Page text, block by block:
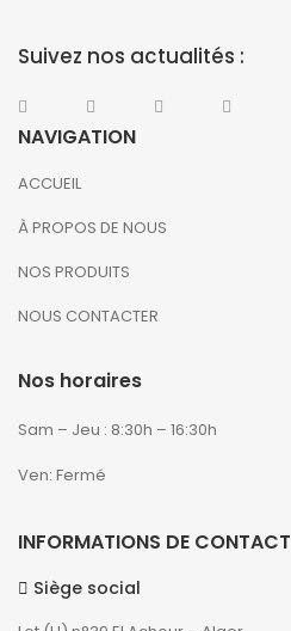
Suivez nos actualités :
NAVIGATION
ACCUEIL
À PROPOS DE NOUS
NOS PRODUITS
NOUS CONTACTER
Nos horaires
Sam – Jeu : 8:30h – 16:30h
Ven: Fermé
INFORMATIONS DE CONTACT
Siège social